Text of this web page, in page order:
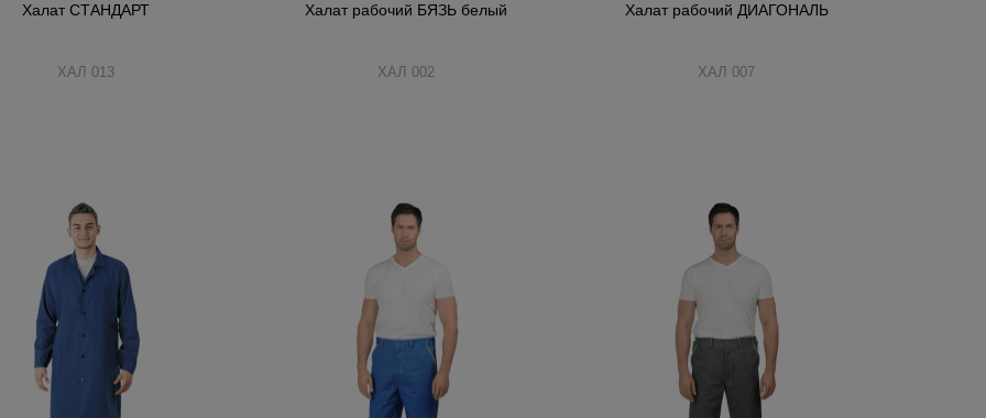
Халат СТАНДАРТ
ХАЛ 013
Халат рабочий БЯЗЬ белый
ХАЛ 002
Халат рабочий ДИАГОНАЛЬ
ХАЛ 007